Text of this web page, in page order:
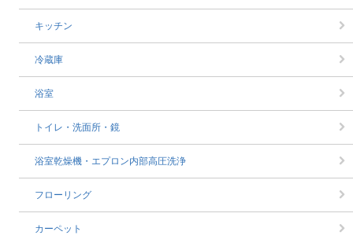
キッチン
冷蔵庫
浴室
トイレ・洗面所・鏡
浴室乾燥機・エプロン内部高圧洗浄
フローリング
カーペット